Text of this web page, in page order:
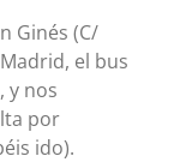
Ginés (C/
el bus
y nos
por
ido).